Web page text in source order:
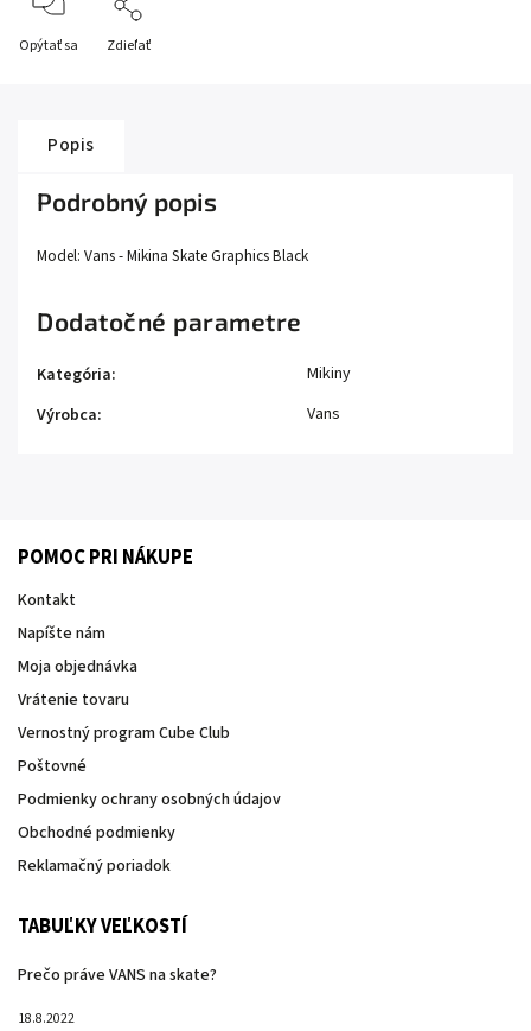
Opýtať sa Zdieľať
Popis
Podrobný popis
Model: Vans - Mikina Skate Graphics Black
Dodatočné parametre
Kategória:
Mikiny
Výrobca: Vans
POMOC PRI NÁKUPE
Kontakt
Napíšte nám
Moja objednávka
Vrátenie tovaru
Vernostný program Cube Club
Poštovné
Podmienky ochrany osobných údajov
Obchodné podmienky
Reklamačný poriadok
TABUĽKY VEĽKOSTÍ
Prečo práve VANS na skate?
18.8.2022